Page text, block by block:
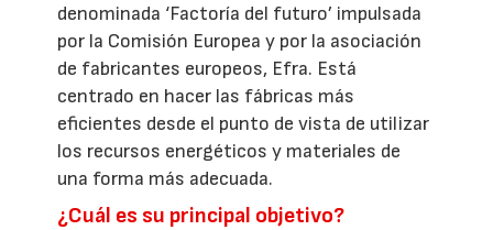
denominada ‘Factoría del futuro’ impulsada
por la Comisión Europea y por la asociación
de fabricantes europeos, Efra. Está
centrado en hacer las fábricas más
eficientes desde el punto de vista de utilizar
los recursos energéticos y materiales de
una forma más adecuada.
¿Cuál es su principal objetivo?